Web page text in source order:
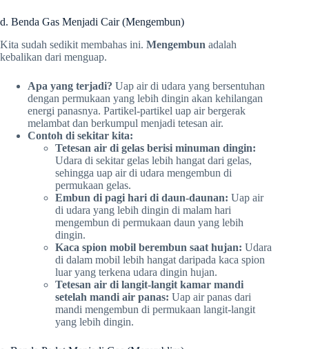
d. Benda Gas Menjadi Cair (Mengembun)
Kita sudah sedikit membahas ini. Mengembun adalah
kebalikan dari menguap.
Apa yang terjadi? Uap air di udara yang bersentuhan
dengan permukaan yang lebih dingin akan kehilangan
energi panasnya. Partikel-partikel uap air bergerak
melambat dan berkumpul menjadi tetesan air.
Contoh di sekitar kita:
Tetesan air di gelas berisi minuman dingin:
Udara di sekitar gelas lebih hangat dari gelas,
sehingga uap air di udara mengembun di
permukaan gelas.
Embun di pagi hari di daun-daunan: Uap air
di udara yang lebih dingin di malam hari
mengembun di permukaan daun yang lebih
dingin.
Kaca spion mobil berembun saat hujan: Udara
di dalam mobil lebih hangat daripada kaca spion
luar yang terkena udara dingin hujan.
Tetesan air di langit-langit kamar mandi
setelah mandi air panas: Uap air panas dari
mandi mengembun di permukaan langit-langit
yang lebih dingin.